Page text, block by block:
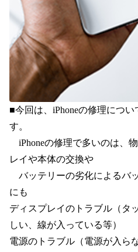
■今回は、iPhoneの修理につ
す。
iPhoneの修理で多いのは、
レイや本体の交換や
バッテリーの劣化によるバ
にも
ディスプレイのトラブル（タ
しい、線が入っている等）
電源のトラブル（電源が入ら